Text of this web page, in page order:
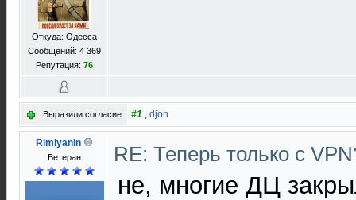
Откуда: Одесса
Сообщений: 4 369
Репутация: 76
Выразили согласие: #1 , djon
Rimlyanin
Ветеран RE: Теперь только с
не, многие ДЦ